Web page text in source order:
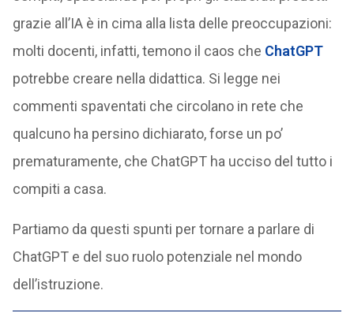
grazie all’IA è in cima alla lista delle preoccupazioni:
molti docenti, infatti, temono il caos che ChatGPT
potrebbe creare nella didattica. Si legge nei
commenti spaventati che circolano in rete che
qualcuno ha persino dichiarato, forse un po’
prematuramente, che ChatGPT ha ucciso del tutto i
compiti a casa.
Partiamo da questi spunti per tornare a parlare di
ChatGPT e del suo ruolo potenziale nel mondo
dell’istruzione.